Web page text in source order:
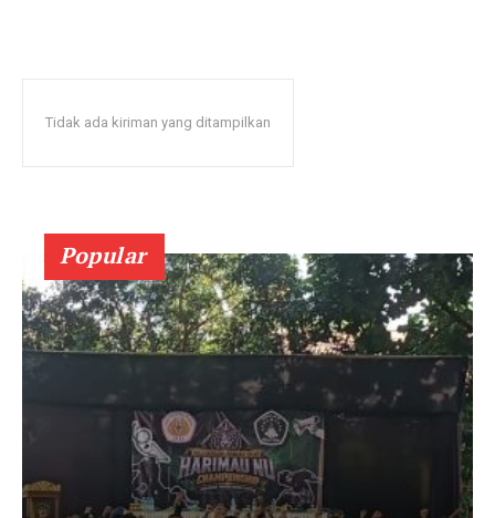
Tidak ada kiriman yang ditampilkan
Popular